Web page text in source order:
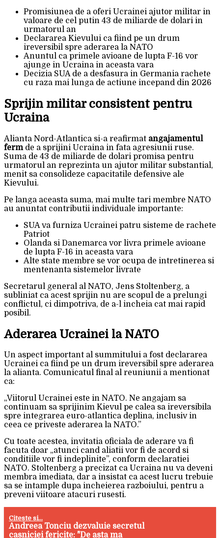
Promisiunea de a oferi Ucrainei ajutor militar in
valoare de cel putin 43 de miliarde de dolari in
urmatorul an
Declararea Kievului ca fiind pe un drum
ireversibil spre aderarea la NATO
Anuntul ca primele avioane de lupta F-16 vor
ajunge in Ucraina in aceasta vara
Decizia SUA de a desfasura in Germania rachete
cu raza mai lunga de actiune incepand din 2026
Sprijin militar consistent pentru
Ucraina
Alianta Nord-Atlantica si-a reafirmat angajamentul
fermde a sprijini Ucraina in fata agresiunii ruse.
Suma de 43 de miliarde de dolari promisa pentru
urmatorul an reprezinta un ajutor militar substantial,
menit sa consolideze capacitatile defensive ale
Kievului.
Pe langa aceasta suma, mai multe tari membre NATO
au anuntat contributii individuale importante:
SUA va furniza Ucrainei patru sisteme de rachete
Patriot
Olanda si Danemarca vor livra primele avioane
de lupta F-16 in aceasta vara
Alte state membre se vor ocupa de intretinerea si
mentenanta sistemelor livrate
Secretarul general al NATO, Jens Stoltenberg, a
subliniat ca acest sprijin nu are scopul de a prelungi
conflictul, ci dimpotriva, de a-l incheia cat mai rapid
posibil.
Aderarea Ucrainei la NATO
Un aspect important al summitului a fost declararea
Ucrainei ca fiind pe un drum ireversibil spre aderarea
la alianta. Comunicatul final al reuniunii a mentionat
ca:
„Viitorul Ucrainei este in NATO. Ne angajam sa
continuam sa sprijinim Kievul pe calea sa ireversibila
spre integrarea euro-atlantica deplina, inclusiv in
ceea ce priveste aderarea la NATO.”
Cu toate acestea, invitatia oficiala de aderare va fi
facuta doar „atunci cand aliatii vor fi de acord si
conditiile vor fi indeplinite”, conform declaratiei
NATO. Stoltenberg a precizat ca Ucraina nu va deveni
membra imediata, dar a insistat ca acest lucru trebuie
sa se intample dupa incheierea razboiului, pentru a
preveni viitoare atacuri rusesti.
Citeste si...
Andreea Tonciu dezvaluie secretul
casniciei fericite: "De asta ma